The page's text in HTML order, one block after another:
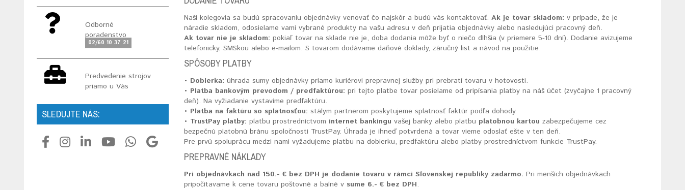
Odborné
poradenstvo
02/60 10 37 21
Predvedenie strojov
priamo u Vás
SLEDUJTE NÁS:
Naši kolegovia sa budú spracovaniu objednávky venovať čo najskôr a budú vás kontaktovať.Ak je tovar skladom: v prípade, že je
náradie skladom, odosielame vami vybrané produkty na vašu adresu v deň prijatia objednávky alebo nasledujúci pracovný deň.
Ak tovar nie je skladom: pokiaľ tovar na sklade nie je, doba dodania môže byť o niečo dlhšia (v priemere 5-10 dní). Dodanie avizujeme
telefonicky, SMSkou alebo e-mailom. S tovarom dodávame daňové doklady, záručný list a návod na použitie.
SPÔSOBY PLATBY
• Dobierka: úhrada sumy objednávky priamo kuriérovi prepravnej služby pri prebratí tovaru v hotovosti.
• Platba bankovým prevodom / predfaktúrou: pri tejto platbe tovar posielame od pripísania platby na náš účet (zvyčajne 1 pracovný
deň). Na vyžiadanie vystavíme predfaktúru.
• Platba na faktúru so splatnosťou:stálym partnerom poskytujeme splatnosť faktúr podľa dohody.
• TrustPay platby: platbu prostredníctvom internet bankingu vašej banky alebo platbu platobnou kartou zabezpečujeme cez
bezpečnú platobnú bránu spoločnosti TrustPay. Úhrada je ihneď potvrdená a tovar vieme odoslať ešte v ten deň.
Pre prvú spoluprácu medzi nami vyžadujeme platbu na dobierku, predfaktúru alebo platby prostredníctvom funkcie TrustPay.
PREPRAVNÉ NÁKLADY
Pri objednávkach nad 150.- € bez DPH je dodanie tovaru v rámci Slovenskej republiky zadarmo. Pri menších objednávkach
pripočítavame k cene tovaru poštovné a balné v sume 6.- € bez DPH.